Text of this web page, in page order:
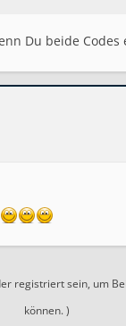
Du beide Codes
registriert sein, um
können. )